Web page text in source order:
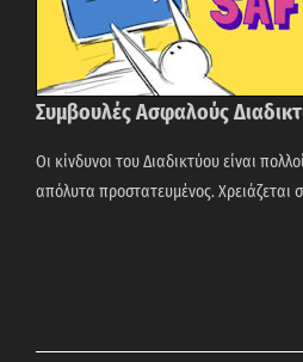
Συμβουλές Ασφαλούς
Οι κίνδυνοι του Διαδικτύου είναι
απόλυτα προστατευµένος. Χρειάζεται